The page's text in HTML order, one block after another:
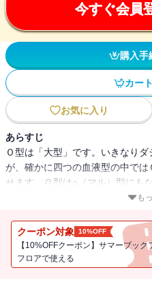
今すぐ会員
購入手
カー
お気に入り
あらすじ
Ｏ型は「大型」です。いきなり
が、確かに四つの血液型の中で
せます。Ｏ型は○（マル）型にも
え、強気というか、ポジティブ
でしょう。今後、Ｏ型の頑張り
気をくれるタイプだからです。
進み、将来をプラスにとらえる
も
クーポン対象 10%OFF
【10%OFFクーポン】サマーブッ
フロアで使える
新刊通知